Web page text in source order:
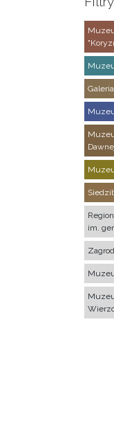
im.